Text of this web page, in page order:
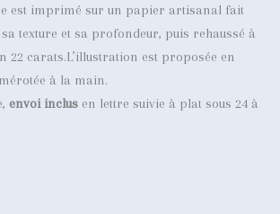
M
I
est imprimé sur un papier artisanal fait
texture et sa profondeur, puis rehaussé à
22 carats.L’illustration est proposée en
à la main.
envoi inclus en lettre suivie à plat sous 24 à